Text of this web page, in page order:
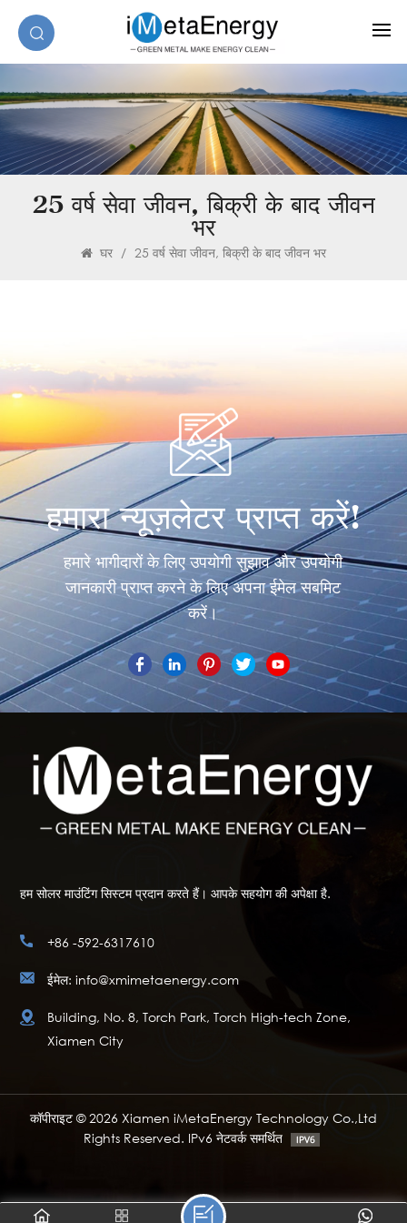
25 वर्ष सेवा जीवन, बिक्री के बाद जीवन
भर
घर / 25 वर्ष सेवा जीवन, बिक्री के बाद जीवन भर
हमारा न्यूज़लेटर प्राप्त करें!
हमारे भागीदारों के लिए उपयोगी सुझाव और उपयोगी
जानकारी प्राप्त करने के लिए अपना ईमेल सबमिट
करें।
हम सोलर माउंटिंग सिस्टम प्रदान करते हैं। आपके सहयोग की अपेक्षा है.
+86 -592-6317610
ईमेल: info@xmimetaenergy.com
Building, No. 8, Torch Park, Torch High-tech Zone,
Xiamen City
कॉपीराइट © 2026 Xiamen iMetaEnergy Technology Co.,Ltd
Rights Reserved. IPv6 नेटवर्क समर्थित